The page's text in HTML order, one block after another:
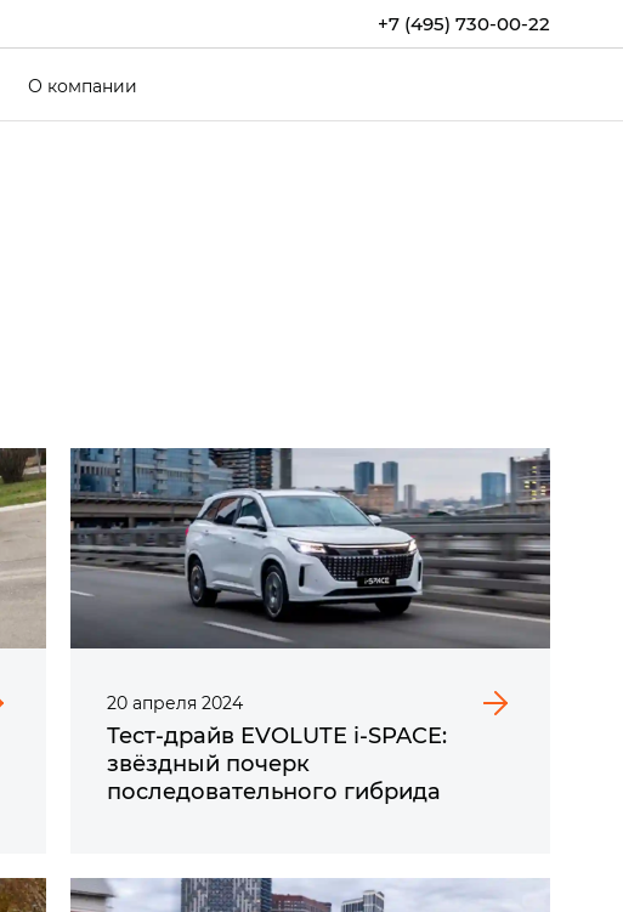
+7 (495) 730-00-22
О компании
20 апреля 2024
Тест-драйв EVOLUTE i‑SPACE:
звёздный почерк
последовательного гибрида